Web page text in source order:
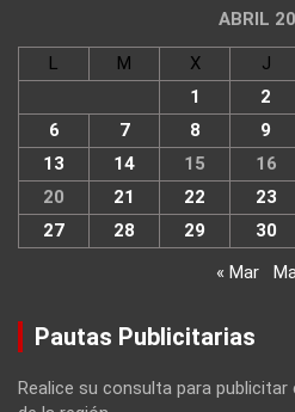
ABRIL
L M X J
1
2
6
7 8 9
13
14 15 16
20
21 22 23
27
28 29
30
« Mar
Pautas Publicitarias
Realice su consulta para